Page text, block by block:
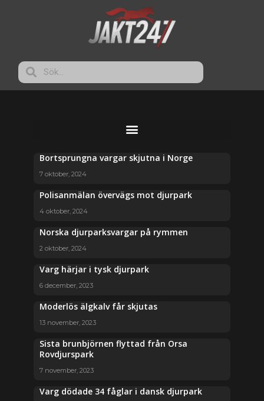
Bortsprungna vargar skjutna i Norge
7 oktober, 2024
Polisanmälan övervägs mot djurpark
4 oktober, 2024
Norska djurparksvargar på rymmen
2 oktober, 2024
Varg härjar i tysk djurpark
6 december, 2023
Moderlös älgkalv får skjutas
13 november, 2023
Sista brunbjörnen flyttad från Orsa
Rovdjurspark
7 november, 2023
Varg dödade 34 fåglar i dansk djurpark